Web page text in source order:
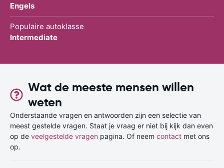
Engels
Populaire autoklasse
Intermediate
Wat de meeste mensen willen
weten
Onderstaande vragen en antwoorden zijn een selectie van
meest gestelde vragen. Staat je vraag er niet bij kijk dan even
op de veelgestelde vragen pagina. Of neem contact met ons
op.